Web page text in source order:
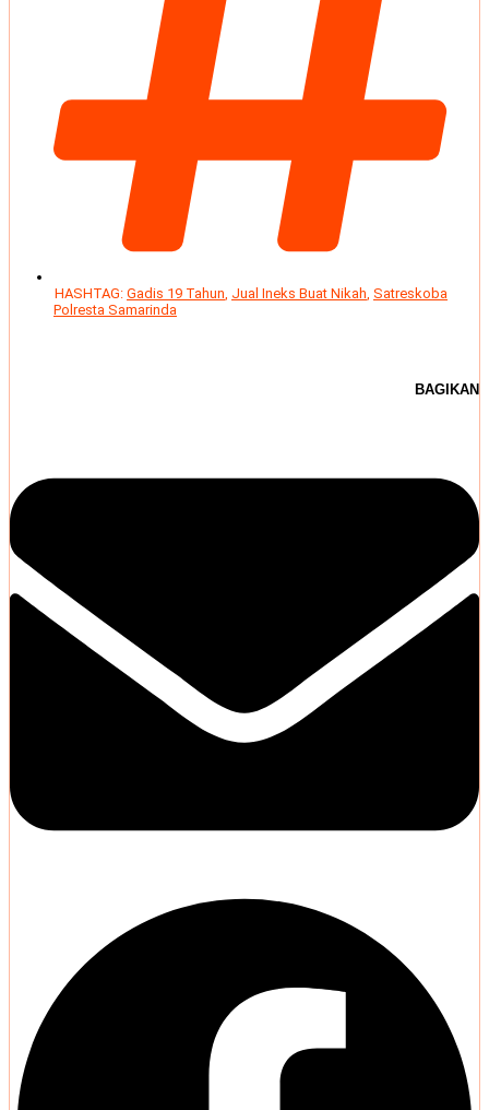
HASHTAG: Gadis 19 Tahun, Jual Ineks Buat Nikah, Satreskoba
Polresta Samarinda
BAGIKAN